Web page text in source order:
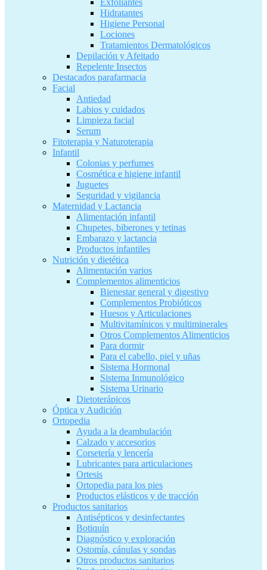
Exfoliantes
Hidratantes
Higiene Personal
Lociones
Tratamientos Dermatológicos
Depilación y Afeitado
Repelente Insectos
Destacados parafarmacia
Facial
Antiedad
Labios y cuidados
Limpieza facial
Serum
Fitoterapia y Naturoterapia
Infantil
Colonias y perfumes
Cosmética e higiene infantil
Juguetes
Seguridad y vigilancia
Maternidad y Lactancia
Alimentación infantil
Chupetes, biberones y tetinas
Embarazo y lactancia
Productos infantiles
Nutrición y dietética
Alimentación varios
Complementos alimenticios
Bienestar general y digestivo
Complementos Probióticos
Huesos y Articulaciones
Multivitamínicos y multiminerales
Otros Complementos Alimenticios
Para dormir
Para el cabello, piel y uñas
Sistema Hormonal
Sistema Inmunológico
Sistema Urinario
Dietoterápicos
Óptica y Audición
Ortopedia
Ayuda a la deambulación
Calzado y accesorios
Corsetería y lencería
Lubricantes para articulaciones
Ortesis
Ortopedia para los pies
Productos elásticos y de tracción
Productos sanitarios
Antisépticos y desinfectantes
Botiquín
Diagnóstico y exploración
Ostomía, cánulas y sondas
Otros productos sanitarios